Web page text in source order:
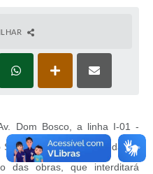
Dom Bosco, a linha I-01 -
André sofrerá mudança
das obras, que interditará